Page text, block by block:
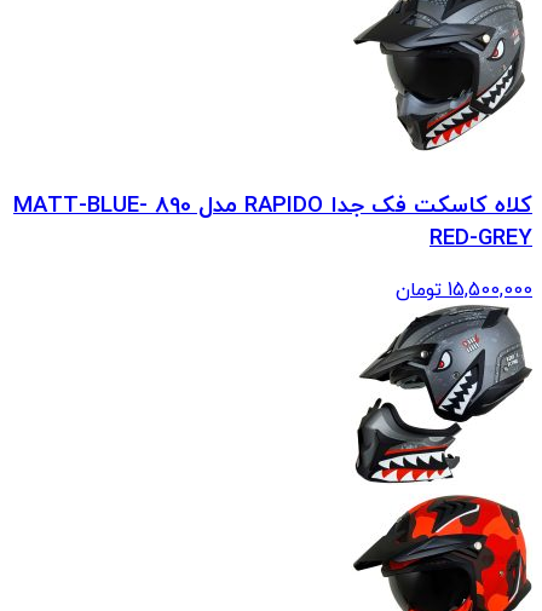
کلاه کاسکت فک جدا RAPIDO مدل 890 MATT-BLUE-
RED-GREY
15,500,000 تومان